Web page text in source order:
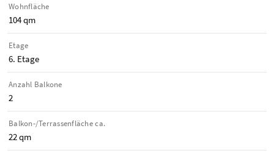
Wohnfläche
104 qm
Etage
6. Etage
Anzahl Balkone
2
Balkon-/Terrassen­fläche ca.
22 qm